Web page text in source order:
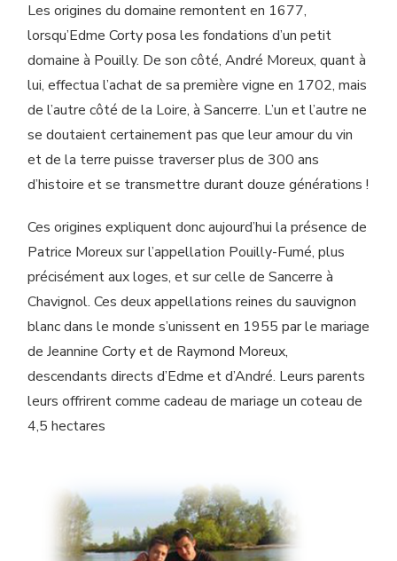
Les origines du domaine remontent en 1677,
lorsqu’Edme Corty posa les fondations d’un petit
domaine à Pouilly. De son côté, André Moreux, quant à
lui, effectua l’achat de sa première vigne en 1702, mais
de l’autre côté de la Loire, à Sancerre. L’un et l’autre ne
se doutaient certainement pas que leur amour du vin
et de la terre puisse traverser plus de 300 ans
d’histoire et se transmettre durant douze générations !
Ces origines expliquent donc aujourd’hui la présence de
Patrice Moreux sur l’appellation Pouilly-Fumé, plus
précisément aux loges, et sur celle de Sancerre à
Chavignol. Ces deux appellations reines du sauvignon
blanc dans le monde s’unissent en 1955 par le mariage
de Jeannine Corty et de Raymond Moreux,
descendants directs d’Edme et d’André. Leurs parents
leurs offrirent comme cadeau de mariage un coteau de
4,5 hectares